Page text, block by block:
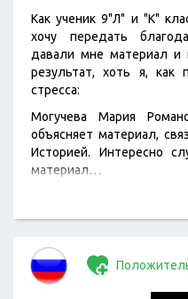
Как ученик 9"Л" и "К"
хочу передать
давали мне материал и
результат, хоть я, как
стресса:
Могучева Мария
объясняет материал,
Историей. Интересно
материал…